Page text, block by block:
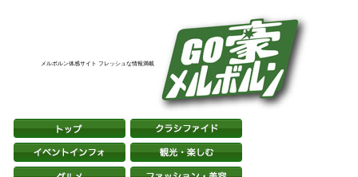
メルボルン体感サイト フレッシュな情報満載